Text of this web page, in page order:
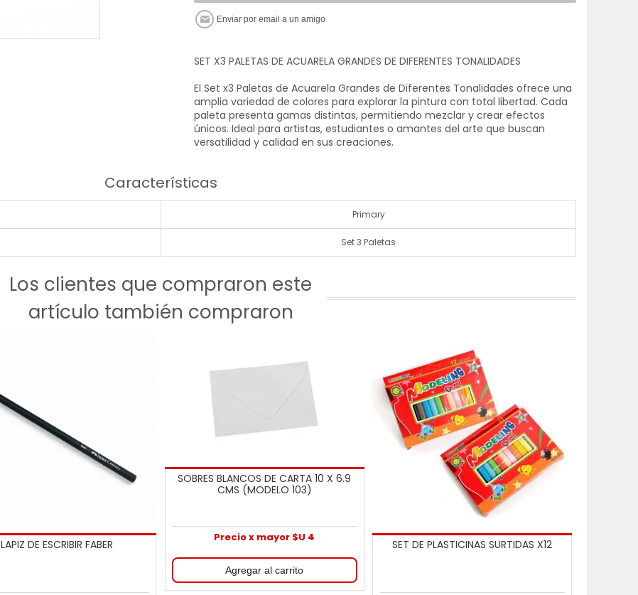
SET X3 PALETAS DE ACUARELA GRANDES DE DIFERENTES TONALIDADES
El Set x3 Paletas de Acuarela Grandes de Diferentes Tonalidades ofrece una
amplia variedad de colores para explorar la pintura con total libertad. Cada
paleta presenta gamas distintas, permitiendo mezclar y crear efectos
únicos. Ideal para artistas, estudiantes o amantes del arte que buscan
versatilidad y calidad en sus creaciones.
Características
Primary
Set 3 Paletas
Los clientes que compraron este
artículo también compraron
LAPIZ DE ESCRIBIR FABER
SOBRES BLANCOS DE CARTA 10 X 6.9
CMS (MODELO 103)
Precio x mayor $U 4
SET DE PLASTICINAS SURTIDAS X12